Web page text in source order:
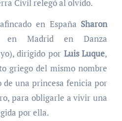
Civil relegó al olvido.
en España Sharon
Madrid en Danza
dirigido por Luis Luque,
griego del mismo nombre
una princesa fenicia por
para obligarle a vivir una
por ella.